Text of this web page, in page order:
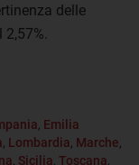
delle
Emilia
Lombardia Marche
Sicilia Toscana